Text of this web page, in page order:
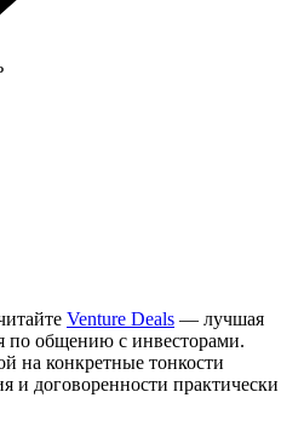
Venture Deals — лучшая
по общению с инвесторами.
на конкретные тонкости
и договоренности практически